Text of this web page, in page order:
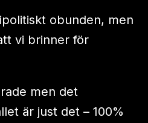
obunden, men
vi brinner för
men det
är just det – 100%